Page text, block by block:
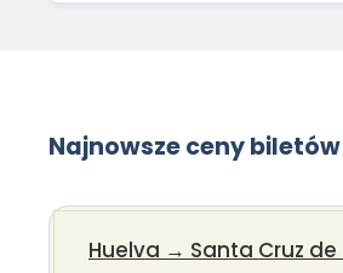
Najnowsze ceny
Huelva → Santa Cruz